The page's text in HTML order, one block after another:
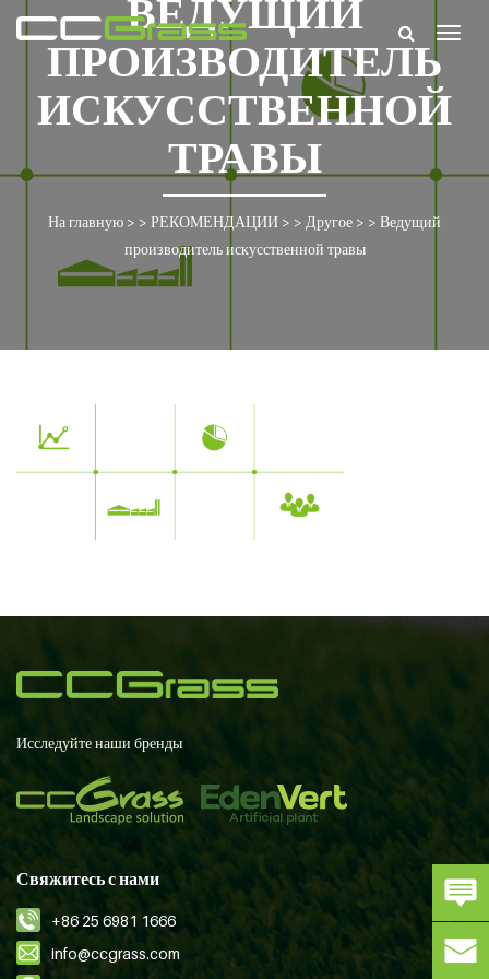
ВЕДУЩИЙ
ПРОИЗВОДИТЕЛЬ
ИСКУССТВЕННОЙ
ТРАВЫ
На главную > > РЕКОМЕНДАЦИИ > > Другое > > Ведущий
производитель искусственной травы
Исследуйте наши бренды
Свяжитесь с нами
+86 25 6981 1666
info@ccgrass.com